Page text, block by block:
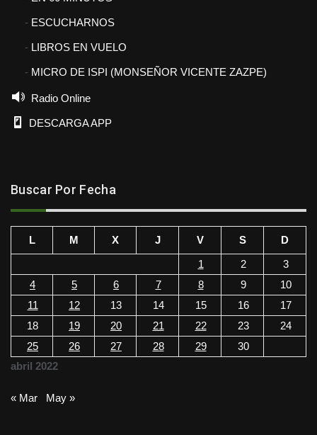
ESCUCHARNOS
LIBROS EN VUELO
MICRO DE ISPI (MONSEÑOR VICENTE ZAZPE)
Radio Online
DESCARGA APP
Buscar Por Fecha
abril 2022
L M X J V S
D
1
2
3
4
5 6 7 8 9
10
11
12 13 14 15 16
17
18
19 20 21 22 23
24
25
26 27 28 29 30
« Mar May »